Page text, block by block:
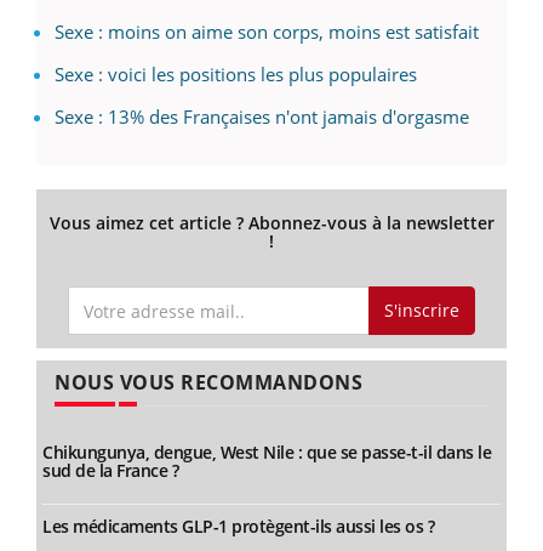
Sexe : moins on aime son corps, moins est satisfait
Sexe : voici les positions les plus populaires
Sexe : 13% des Françaises n'ont jamais d'orgasme
Vous aimez cet article ? Abonnez-vous à la newsletter
!
S'inscrire
NOUS VOUS RECOMMANDONS
Chikungunya, dengue, West Nile : que se passe-t-il dans le
sud de la France ?
Les médicaments GLP-1 protègent-ils aussi les os ?